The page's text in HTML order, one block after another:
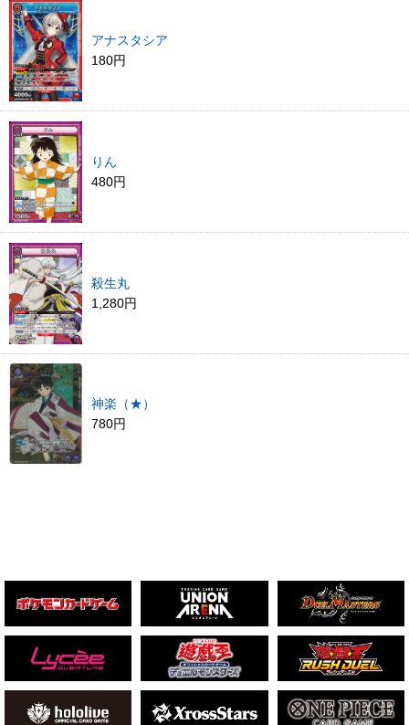
アナスタシア
180円
りん
480円
殺生丸
1,280円
神楽（★）
780円